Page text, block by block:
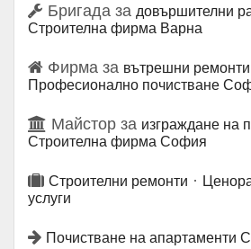
Бригада за довършителни
Строителна фирма Варна
Фирма за вътрешни
Професионално почистване
Майстор за изграждане на
Строителна фирма София
Строителни ремонти ·
услуги
Почистване на апартаменти